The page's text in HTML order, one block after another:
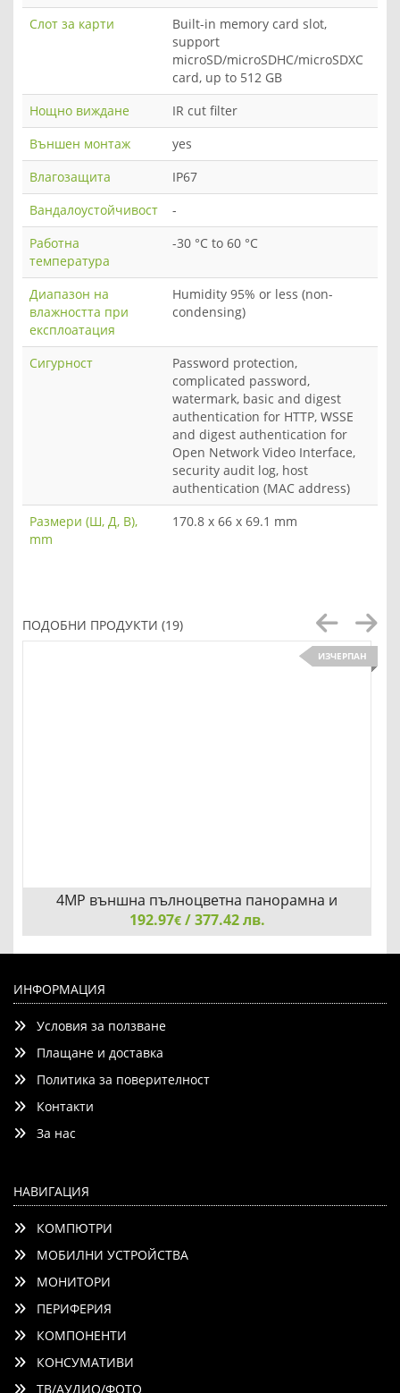
Слот за карти
Built-in memory card slot,
support
microSD/microSDHC/microSDXC
card, up to 512 GB
Нощно виждане
IR cut filter
Външен монтаж
yes
Влагозащита
IP67
Вандалоустойчивост
-
Работна
температура
-30 °C to 60 °C
Диапазон на
влажността при
експлоатация
Humidity 95% or less (non-
condensing)
Сигурност
Password protection,
complicated password,
watermark, basic and digest
authentication for HTTP, WSSE
and digest authentication for
Open Network Video Interface,
security audit log, host
authentication (MAC address)
Размери (Ш, Д, В),
mm
170.8 x 66 x 69.1 mm
ПОДОБНИ ПРОДУКТИ (19)
ИЗЧЕРПАН
мрежова камера TP-Link VIGI C540-4G
4MP външна пълноцветна панорамна и
наклонена мрежова камера TP-Link VIGI C540-4G
192.97€/ 377.42 лв.
ИНФОРМАЦИЯ
Условия за ползване
Плащане и доставка
Политика за поверителност
Контакти
За нас
НАВИГАЦИЯ
КОМПЮТРИ
МОБИЛНИ УСТРОЙСТВА
МОНИТОРИ
ПЕРИФЕРИЯ
КОМПОНЕНТИ
КОНСУМАТИВИ
ТВ/АУДИО/ФОТО